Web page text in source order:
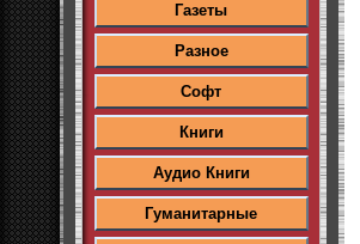
Газеты
Разное
Софт
Книги
Аудио Книги
Гуманитарные